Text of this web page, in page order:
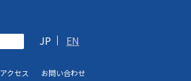
JP EN
アクセス お問い合わせ